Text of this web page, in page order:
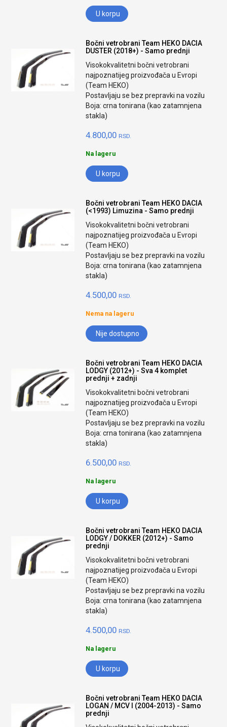
U korpu
Bočni vetrobrani Team HEKO DACIA
DUSTER (2018+) - Samo prednji
Visokokvalitetni bočni vetrobrani
najpoznatijeg proizvođača u Evropi
(Team HEKO)
Postavljaju se bez prepravki na vozilu
Boja: crna tonirana (kao zatamnjena
stakla)
4.800,00 RSD.
Na lageru
U korpu
Bočni vetrobrani Team HEKO DACIA
(<1993) Limuzina - Samo prednji
Visokokvalitetni bočni vetrobrani
najpoznatijeg proizvođača u Evropi
(Team HEKO)
Postavljaju se bez prepravki na vozilu
Boja: crna tonirana (kao zatamnjena
stakla)
4.500,00 RSD.
Nema na lageru
Nije dostupno
Bočni vetrobrani Team HEKO DACIA
LODGY (2012+) - Sva 4 komplet
prednji + zadnji
Visokokvalitetni bočni vetrobrani
najpoznatijeg proizvođača u Evropi
(Team HEKO)
Postavljaju se bez prepravki na vozilu
Boja: crna tonirana (kao zatamnjena
stakla)
6.500,00 RSD.
Na lageru
U korpu
Bočni vetrobrani Team HEKO DACIA
LODGY / DOKKER (2012+) - Samo
prednji
Visokokvalitetni bočni vetrobrani
najpoznatijeg proizvođača u Evropi
(Team HEKO)
Postavljaju se bez prepravki na vozilu
Boja: crna tonirana (kao zatamnjena
stakla)
4.500,00 RSD.
Na lageru
U korpu
Bočni vetrobrani Team HEKO DACIA
LOGAN / MCV I (2004-2013) - Samo
prednji